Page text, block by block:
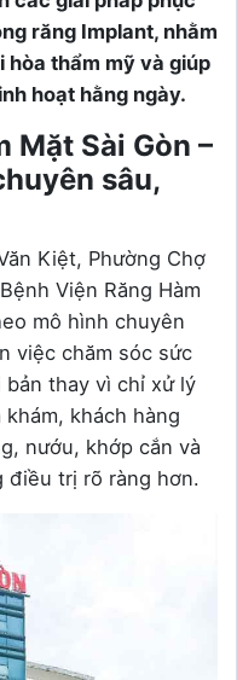
răng Implant, nhằm
hòa thẩm mỹ và giúp
hoạt hằng ngày.
Mặt Sài Gòn –
sâu,
Kiệt, Phường Chợ
Viện Răng Hàm
mô hình chuyên
việc chăm sóc sức
bản thay vì chỉ xử lý
khách hàng
nướu, khớp cắn và
điều trị rõ ràng hơn.